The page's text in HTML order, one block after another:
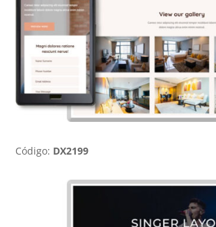
Código: DX2199